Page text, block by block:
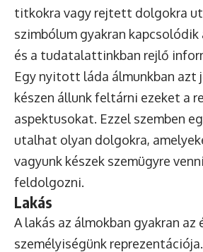
titkokra vagy rejtett dolgokra
szimbólum gyakran
és a tudatalattinkban rejlő
Egy nyitott láda álmunkban azt
készen állunk feltárni ezeket a
aspektusokat. Ezzel szemben
utalhat olyan dolgokra,
vagyunk készek szemügyre
feldolgozni.
Lakás
A lakás az álmokban gyakran az
személyiségünk